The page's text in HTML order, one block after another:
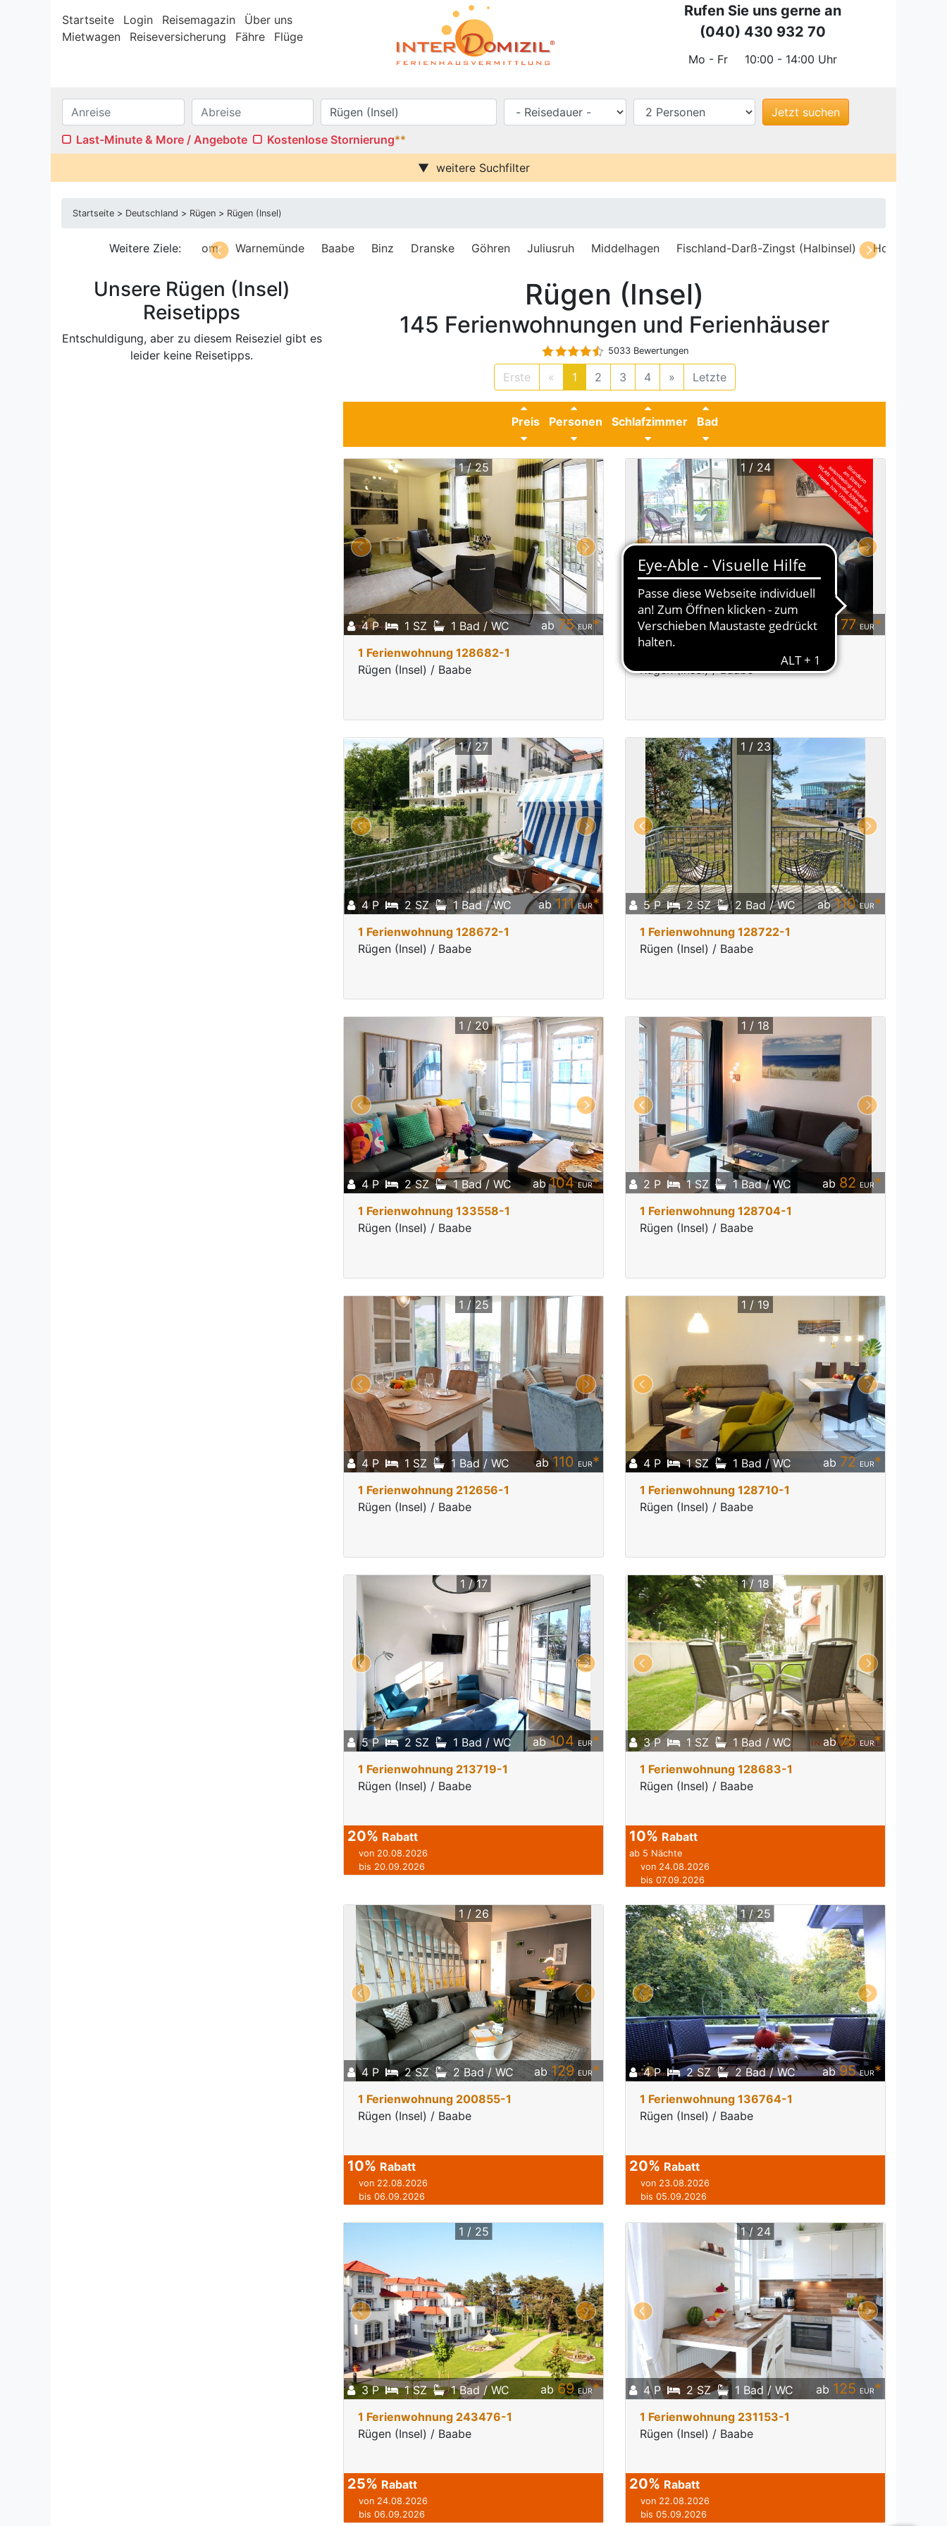
Startseite Login Reisemagazin
Über uns
Mietwagen
Reiseversicherung Fähre Flüge
Rufen Sie uns gerne an
(040) 430 932 70
Mo - Fr 10:00 - 14:00 Uhr
Last-Minute & More / Angebote Kostenlose Stornierung**
weitere Suchfilter
Sauna
Klimaanlage
Ferienwohnungen
Pool
Wasserblick
Ferienhäuser
Startseite > Deutschland > Rügen > Rügen (Insel)
Weitere Ziele:
Schleswig-Holstein Usedom Warnemünde Baabe Binz Dranske Göhren Juliusruh Middelhagen Fischland-Darß-Zingst (Halbinsel)
Holsteinische
Rügen (Insel)
145 Ferienwohnungen und Ferienhäuser
5033 Bewertungen
Erste « 1 2 3 4 » Letzte
Preis Personen Schlafzimmer Bad
4 P 1 SZ 1 Bad / WC ab 75 EUR*
1 / 25
1 Ferienwohnung 128682-1
Rügen (Insel) / Baabe
4 P 1 SZ 1 Bad / WC 77 EUR*
1 / 24
1 Ferienwohnung 128676-1
Rügen (Insel) / Baabe
4 P 2 SZ 1 Bad / WC ab111 EUR*
1 / 27
1 Ferienwohnung 128672-1
Rügen (Insel) / Baabe
5 P 2 SZ 2 Bad / WC ab110 EUR*
1 / 23
1 Ferienwohnung 128722-1
Rügen (Insel) / Baabe
4 P 2 SZ 1 Bad / WC ab104 EUR*
1 / 20
1 Ferienwohnung 133558-1
Rügen (Insel) / Baabe
2 P 1 SZ 1 Bad / WC ab 82 EUR*
1 / 18
1 Ferienwohnung 128704-1
Rügen (Insel) / Baabe
4 P 1 SZ 1 Bad / WC ab110 EUR*
1 / 25
1 Ferienwohnung 212656-1
Rügen (Insel) / Baabe
4 P 1 SZ 1 Bad / WC ab 72 EUR*
1 / 19
1 Ferienwohnung 128710-1
Rügen (Insel) / Baabe
5 P 2 SZ 1 Bad / WC ab104 EUR*
1 / 17
1 Ferienwohnung 213719-1
Rügen (Insel) / Baabe
20% Rabatt
von 20.08.2026
bis 20.09.2026
3 P 1 SZ 1 Bad / WC ab75 EUR*
1 / 18
1 Ferienwohnung 128683-1
Rügen (Insel) / Baabe
10% Rabatt
ab 5 Nächte
von 24.08.2026
bis 07.09.2026
4 P 2 SZ 2 Bad / WC ab129 EUR*
1 / 26
1 Ferienwohnung 200855-1
Rügen (Insel) / Baabe
10% Rabatt
von 22.08.2026
bis 06.09.2026
4 P 2 SZ 2 Bad / WC ab95 EUR*
1 / 25
1 Ferienwohnung 136764-1
Rügen (Insel) / Baabe
20% Rabatt
von 23.08.2026
bis 05.09.2026
3 P 1 SZ 1 Bad / WC ab 69 EUR*
1 / 25
1 Ferienwohnung 243476-1
Rügen (Insel) / Baabe
25% Rabatt
von 24.08.2026
bis 06.09.2026
4 P 2 SZ 1 Bad / WC ab 125 EUR*
1 / 24
1 Ferienwohnung 231153-1
Rügen (Insel) / Baabe
20% Rabatt
von 22.08.2026
bis 05.09.2026
Unsere Rügen (Insel)
Reisetipps
Entschuldigung, aber zu diesem Reiseziel gibt es
leider keine Reisetipps.